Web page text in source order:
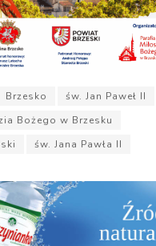
Brzesko św. Jan Paweł II
Bożego w Brzesku
św. Jana Pawła II